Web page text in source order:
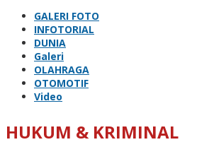
GALERI FOTO
INFOTORIAL
DUNIA
Galeri
OLAHRAGA
OTOMOTIF
Video
HUKUM & KRIMINAL